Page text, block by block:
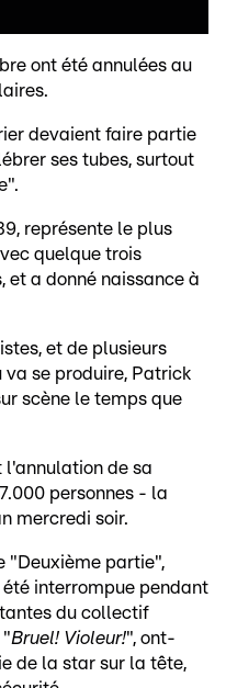
ont été annulées au
devaient faire partie
ses tubes, surtout
représente le plus
quelque trois
et a donné naissance à
et de plusieurs
se produire, Patrick
scène le temps que
l'annulation de sa
personnes - la
mercredi soir.
"Deuxième partie",
interrompue pendant
du collectif
"Bruel! Violeur!", ont-
de la star sur la tête,